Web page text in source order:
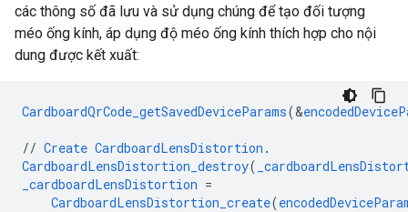
các thông số đã lưu và sử dụng chúng để tạo đối tượng
méo ống kính, áp dụng độ méo ống kính thích hợp cho nội
dung được kết xuất:
CardboardQrCode_getSavedDeviceParams(&
// Create CardboardLensDistortion .
CardboardLensDistortion_destroy(
_cardboardLensDistortion =
CardboardLensDistortion_create(